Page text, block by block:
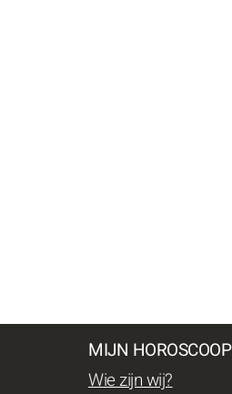
MIJN HOROSCOOP
Wie zijn wij?